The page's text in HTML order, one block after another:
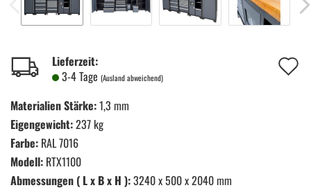
Lieferzeit:
3-4 Tage (Ausland abweichend)
Materialien Stärke:1,3 mm
Eigengewicht:237 kg
Farbe: RAL 7016
Modell: RTX1100
Abmessungen ( L x B x H ):3240 x 500 x 2040 mm